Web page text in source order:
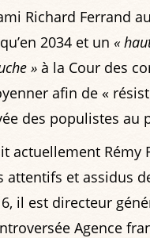
Richard Ferrand
2034 et un «
» à la Cour des
afin de «
des populistes au
actuellement Rémy
attentifs et assidus
il est directeur
Agence